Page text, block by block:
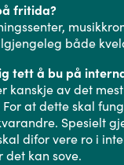
fritida?
både
tett å bu på
kanskje av det
at dette skal
Spesielt
difor vere ro i
det kan sove.